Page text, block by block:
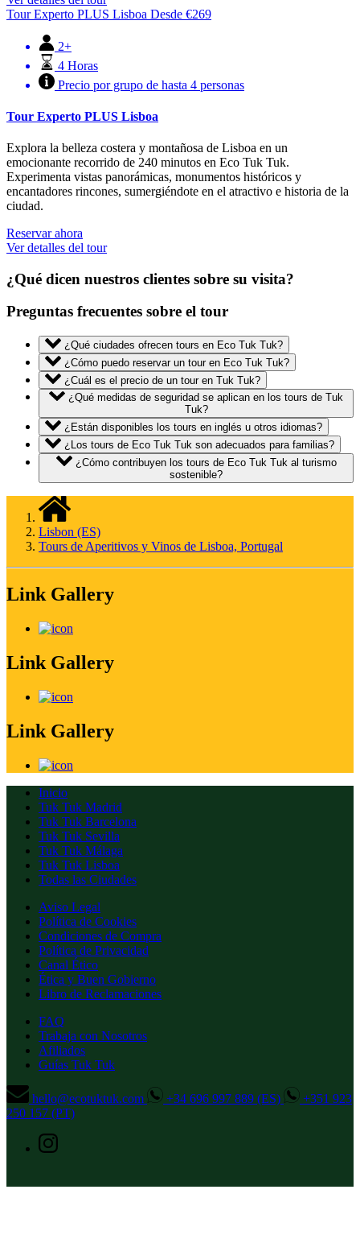
Tour Experto PLUS Lisboa Desde €269
2+
4 Horas
Precio por grupo de hasta 4 personas
Tour Experto PLUS Lisboa
Explora la belleza costera y montañosa de Lisboa en un
emocionante recorrido de 240 minutos en Eco Tuk Tuk.
Experimenta vistas panorámicas, monumentos históricos y
encantadores rincones, sumergiéndote en el atractivo e historia de la
ciudad.
Reservar ahora
Ver detalles del tour
¿Qué dicen nuestros clientes sobre su visita?
Preguntas frecuentes sobre el tour
¿Qué ciudades ofrecen tours en Eco Tuk Tuk?
¿Cómo puedo reservar un tour en Eco Tuk Tuk?
¿Cuál es el precio de un tour en Tuk Tuk?
Tuk?
¿Están disponibles los tours en inglés u otros idiomas?
¿Los tours de Eco Tuk Tuk son adecuados para familias?
¿Cómo contribuyen los tours de Eco Tuk Tuk al turismo
sostenible?
Lisbon (ES)
Tours de Aperitivos y Vinos de Lisboa, Portugal
Link Gallery
Link Gallery
Link Gallery
Inicio
Tuk Tuk Madrid
Tuk Tuk Barcelona
Tuk Tuk Sevilla
Tuk Tuk Málaga
Tuk Tuk Lisboa
Todas las Ciudades
Aviso Legal
Política de Cookies
Condiciones de Compra
Política de Privacidad
Canal Ético
Ética y Buen Gobierno
Libro de Reclamaciones
FAQ
Trabaja con Nosotros
Afiliados
Guías Tuk Tuk
hello@ecotuktuk.com +34 696 997 889 (ES)
+351 923
250 157 (PT)